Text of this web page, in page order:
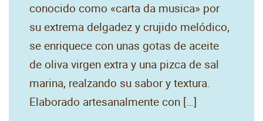
conocido como «carta da musica» por
su extrema delgadez y crujido melódico,
se enriquece con unas gotas de aceite
de oliva virgen extra y una pizca de sal
marina, realzando su sabor y textura.
Elaborado artesanalmente con […]